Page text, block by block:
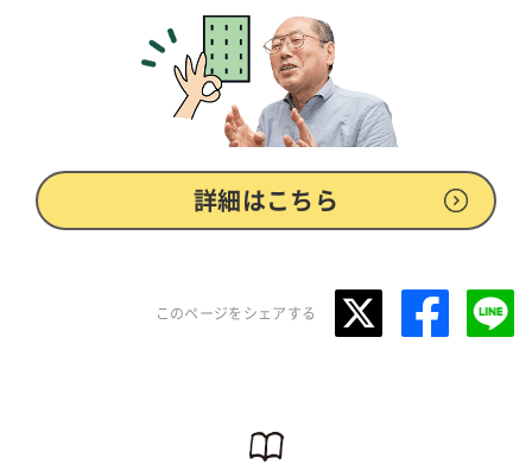
詳細はこちら
このページをシェアする